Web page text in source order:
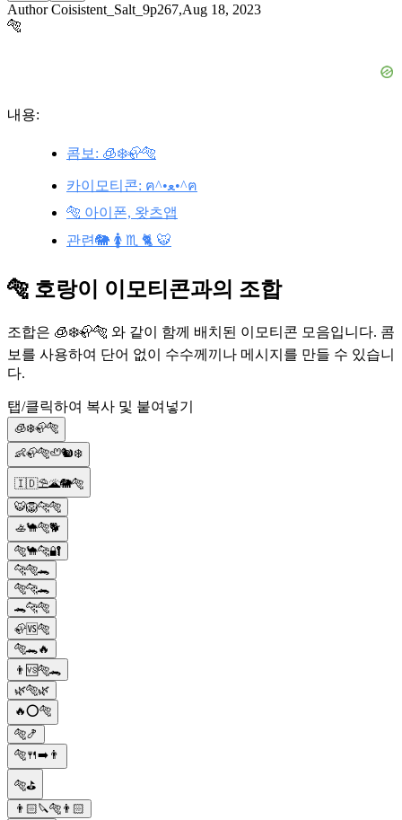
Author Coisistent_Salt_9p267,Aug 18, 2023
🐅
내용:
콤보: 🧊❄️🦣🐅
카이모티콘: ฅ^•ﻌ•^ฅ
🐅 아이폰, 왓츠앱
관련🐘 🚺 ♏ 🐈 🐯
🐅 호랑이 이모티콘과의 조합
조합은 🧊❄️🦣🐅 와 같이 함께 배치된 이모티콘 모음입니다. 콤
보를 사용하여 단어 없이 수수께끼나 메시지를 만들 수 있습니
다.
탭/클릭하여 복사 및 붙여넣기
🧊❄️🦣🐅
👶🦣🐅🦥🐿❄️
🇮🇩⛱️🌋🐘🐅
🐯🦁🐆🐅
🚣🐪🐅🐕
🐅🐪🐆🔐
🐆🐅🐊
🐅🐆🐊
🐊🐆🐅
🦣🆚🐅
🐅🐊🔥
👨🆚🐅🐊
🌿🐅🌿
🔥⭕🐅
🐅🍤
🐅🍴➡️👨
🐅⛳️
👨🏻🔪🐅👨🏻